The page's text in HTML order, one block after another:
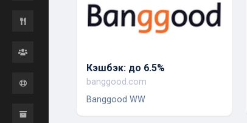
Кэшбэк: до 6.5%
banggood.com
Banggood WW